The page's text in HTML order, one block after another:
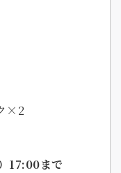
×2
17:00まで